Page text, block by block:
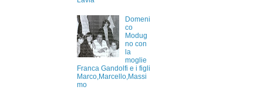
Domeni
co
Modug
no con
la
moglie
Franca Gandolfi e i figli
Marco,Marcello,Massi
mo